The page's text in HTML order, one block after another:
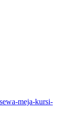
meja-kursi-